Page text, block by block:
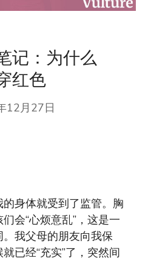
记：为什么
红色
12月27日
身体就受到了监管。胸
会“心烦意乱”，这是一
我父母的朋友向我保
已经“充实”了，突然间